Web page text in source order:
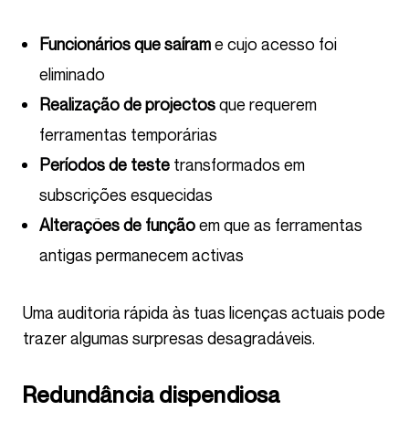
Funcionários que saírame cujo acesso foi
eliminado
Realização de projectosque requerem
ferramentas temporárias
Períodos de teste transformados em
subscrições esquecidas
Alterações de funçãoem que as ferramentas
antigas permanecem activas
Uma auditoria rápida às tuas licenças actuais pode
trazer algumas surpresas desagradáveis.
Redundância dispendiosa